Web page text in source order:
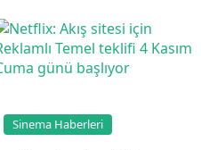
SIMON PEGG...
Sinema Haberleri